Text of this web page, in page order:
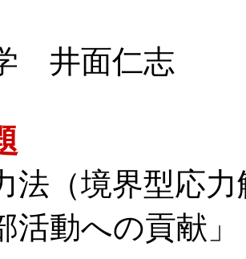
井面仁志
法（境界型応
活動への貢献」